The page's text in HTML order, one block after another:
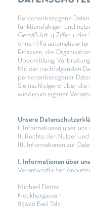
Personenbezogene
funktionsfähigen und
Gemäß Art. 4 Ziffer 1. der
ohne Hilfe
Erfassen, die
Übermittlung,
Mit der nachfolgenden
personenbezogener
Sie nachfolgend über die
wiederum eigener
Unsere
I. Informationen über
II. Rechte der Nutzer
III. Informationen zur
I. Informationen über
Verantwortlicher
Michael Detter
Nockhergasse 1
83646 Bad Tölz